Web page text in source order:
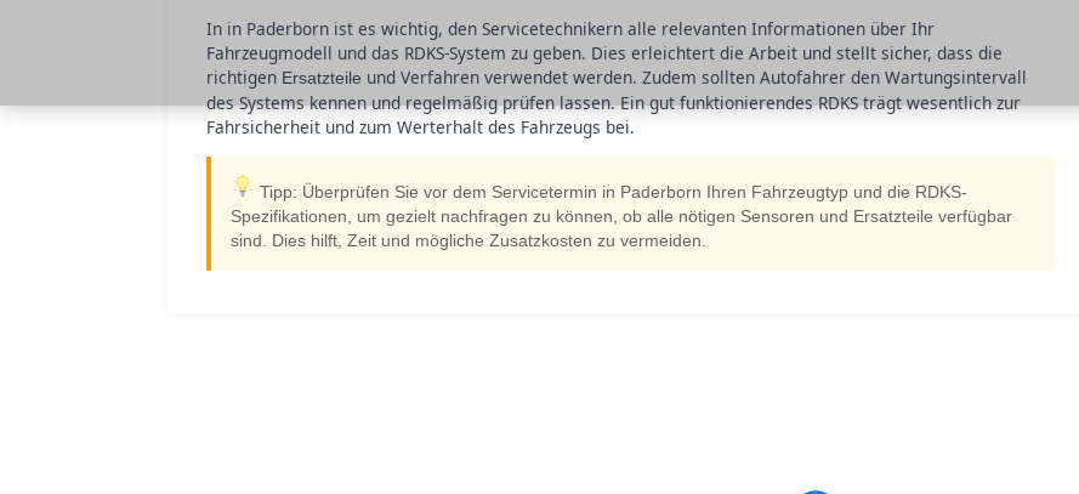
In in Paderborn ist es wichtig, den Servicetechnikern alle relevanten Informationen über Ihr
Fahrzeugmodell und das RDKS-System zu geben. Dies erleichtert die Arbeit und stellt sicher, dass die
richtigen Ersatzteile und Verfahren verwendet werden. Zudem sollten Autofahrer den Wartungsintervall
des Systems kennen und regelmäßig prüfen lassen. Ein gut funktionierendes RDKS trägt wesentlich zur
Fahrsicherheit und zum Werterhalt des Fahrzeugs bei.
Tipp: Überprüfen Sie vor dem Servicetermin in Paderborn Ihren Fahrzeugtyp und die RDKS-
Spezifikationen, um gezielt nachfragen zu können, ob alle nötigen Sensoren und Ersatzteile verfügbar
sind. Dies hilft, Zeit und mögliche Zusatzkosten zu vermeiden.